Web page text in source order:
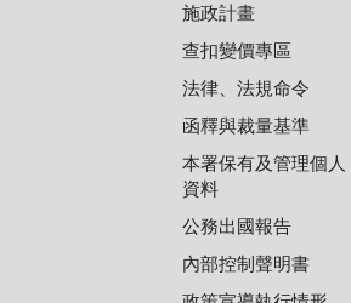
施政計畫
查扣變價專區
法律、法規命令
函釋與裁量基準
本署保有及管理個人
資料
公務出國報告
內部控制聲明書